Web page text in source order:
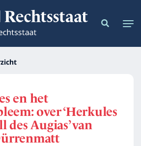
en het
over ‘Herkules
des Augias’ van